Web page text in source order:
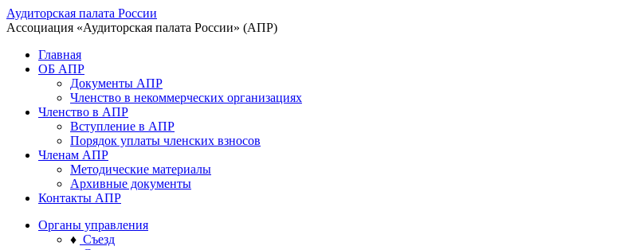
Аудиторская палата России
Ассоциация «Аудиторская палата России» (АПР)
Главная
ОБ АПР
Документы АПР
Членство в некоммерческих организациях
Членство в АПР
Вступление в АПР
Порядок уплаты членских взносов
Членам АПР
Методические материалы
Архивные документы
Контакты АПР
Органы управления
♦ Съезд